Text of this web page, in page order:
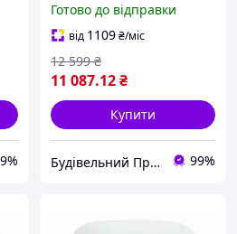
Готово до відправки
від 1109₴/міс
11 087.12₴
12 599 ₴
Купити
Будівельний Простір 99%